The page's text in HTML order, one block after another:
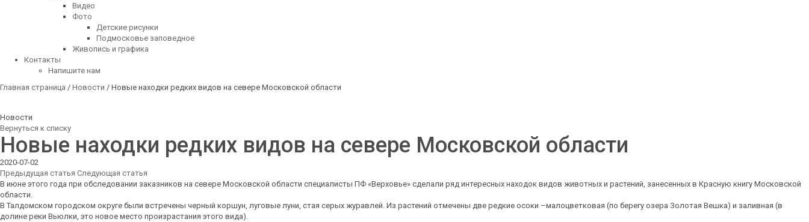
Видео
Фото
Детские рисунки
Подмосковье заповедное
Живопись и графика
Контакты
Напишите нам
Главная страница / Новости / Новые находки редких видов на севере Московской области
Новости
Вернуться к списку
Новые находки редких видов на севере Московской области
2020-07-02
Предыдущая статья Следующая статья
В июне этого года при обследовании заказников на севере Московской области специалисты ПФ «Верховье» сделали ряд интересных находок видов животных и растений, занесенных в Красную книгу Московской
области.
В Талдомском городском округе были встречены черный коршун, луговые луни, стая серых журавлей. Из растений отмечены две редкие осоки –малоцветковая (по берегу озера Золотая Вешка) и заливная (в
долине реки Вьюлки, это новое место произрастания этого вида).